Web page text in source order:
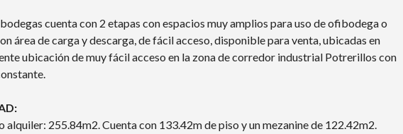
cuenta con 2 etapas con espacios muy amplios para uso de ofibodega o
área de carga y descarga, de fácil acceso, disponible para venta, ubicadas en
ubicación de muy fácil acceso en la zona de corredor industrial Potrerillos con
alquiler: 255.84m2. Cuenta con 133.42m de piso y un mezanine de 122.42m2.